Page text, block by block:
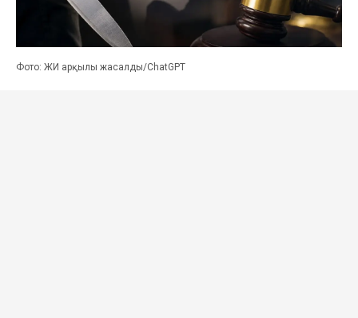
Фото: ЖИ арқылы жасалды/ChatGPT